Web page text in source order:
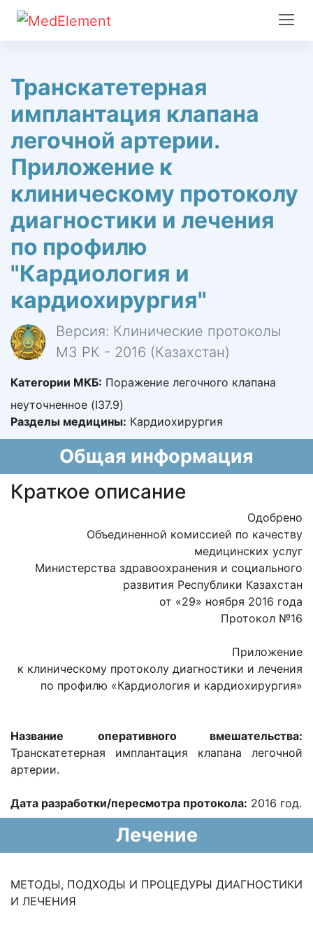
Транскатетерная
имплантация клапана
легочной артерии.
Приложение к
клиническому протоколу
диагностики и лечения
по профилю
"Кардиология и
кардиохирургия"
Версия: Клинические протоколы
МЗ РК - 2016 (Казахстан)
Категории МКБ: Поражение легочного клапана
неуточненное (I37.9)
Разделы медицины: Кардиохирургия
Общая информация
Краткое описание
Одобрено
Объединенной комиссией по качеству
медицинских услуг
Министерства здравоохранения и социального
развития Республики Казахстан
от «29» ноября 2016 года
Протокол №16
Приложение
к клиническому протоколу диагностики и лечения
по профилю «Кардиология и кардиохирургия»
Название
оперативного вмешательства:
Транскатетерная имплантация клапана легочной
артерии.
Дата разработки/пересмотра протокола: 2016 год.
Лечение
МЕТОДЫ, ПОДХОДЫ И ПРОЦЕДУРЫ ДИАГНОСТИКИ
И ЛЕЧЕНИЯ